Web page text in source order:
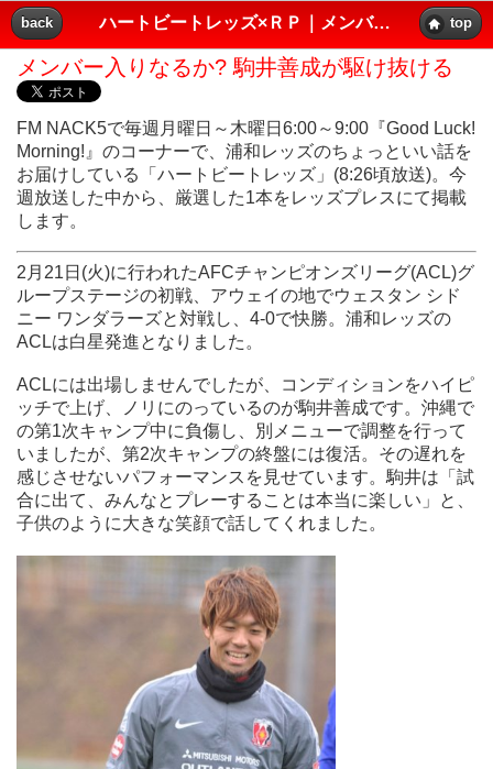
back ハートビートレッズ×ＲＰ｜メンバー入りなるか? 駒井善成が駆け抜ける｜レッズプレス!! top
メンバー入りなるか? 駒井善成が駆け抜ける
FM NACK5で毎週月曜日～木曜日6:00～9:00『Good Luck!
Morning!』のコーナーで、浦和レッズのちょっといい話を
お届けしている「ハートビートレッズ」(8:26頃放送)。今
週放送した中から、厳選した1本をレッズプレスにて掲載
します。
2月21日(火)に行われたAFCチャンピオンズリーグ(ACL)グ
ループステージの初戦、アウェイの地でウェスタン シド
ニー ワンダラーズと対戦し、4-0で快勝。浦和レッズの
ACLは白星発進となりました。
ACLには出場しませんでしたが、コンディションをハイピ
ッチで上げ、ノリにのっているのが駒井善成です。沖縄で
の第1次キャンプ中に負傷し、別メニューで調整を行って
いましたが、第2次キャンプの終盤には復活。その遅れを
感じさせないパフォーマンスを見せています。駒井は「試
合に出て、みんなとプレーすることは本当に楽しい」と、
子供のように大きな笑顔で話してくれました。